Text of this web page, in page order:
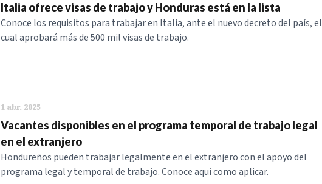
Italia ofrece visas de trabajo y Honduras está en la lista
Conoce los requisitos para trabajar en Italia, ante el nuevo decreto del país, el
cual aprobará más de 500 mil visas de trabajo.
1 abr. 2025
Vacantes disponibles en el programa temporal de trabajo legal
en el extranjero
Hondureños pueden trabajar legalmente en el extranjero con el apoyo del
programa legal y temporal de trabajo. Conoce aquí como aplicar.